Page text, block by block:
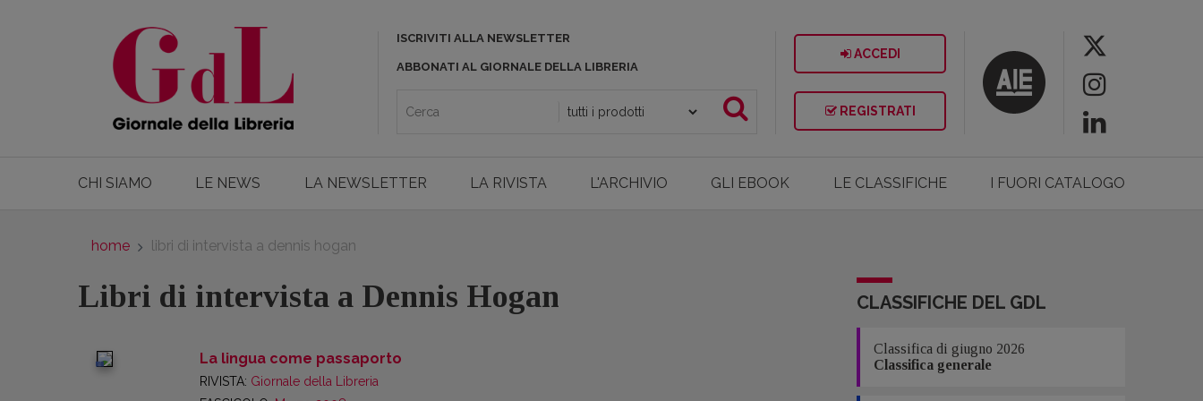
ISCRIVITI ALLA NEWSLETTER
ABBONATI AL GIORNALE DELLA LIBRERIA
ACCEDI
REGISTRATI
CHI SIAMO LE NEWS LA NEWSLETTER LA RIVISTA L'ARCHIVIO GLI EBOOK LE CLASSIFICHE I FUORI CATALOGO
home libri di intervista a dennis hogan
Libri di intervista a Dennis Hogan
La lingua come passaporto
RIVISTA: Giornale della Libreria
CLASSIFICHE DEL GDL
Classifica di giugno 2026
Classifica generale